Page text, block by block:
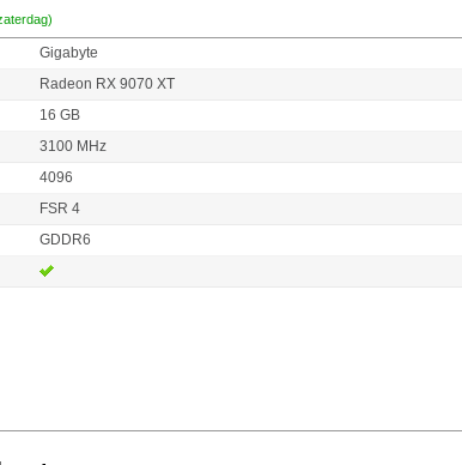
Gigabyte
Radeon RX 9070 XT
16 GB
3100 MHz
4096
FSR 4
GDDR6